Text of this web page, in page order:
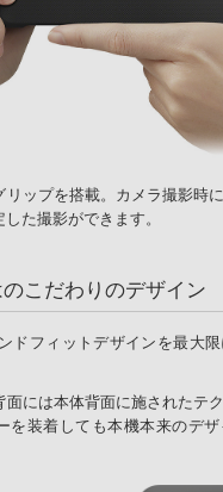
ップを搭載。カメラ撮影時
た撮影ができます。
こだわりのデザイン
ドフィットデザインを最大
面には本体背面に施されたテ
を装着しても本機本来のデ